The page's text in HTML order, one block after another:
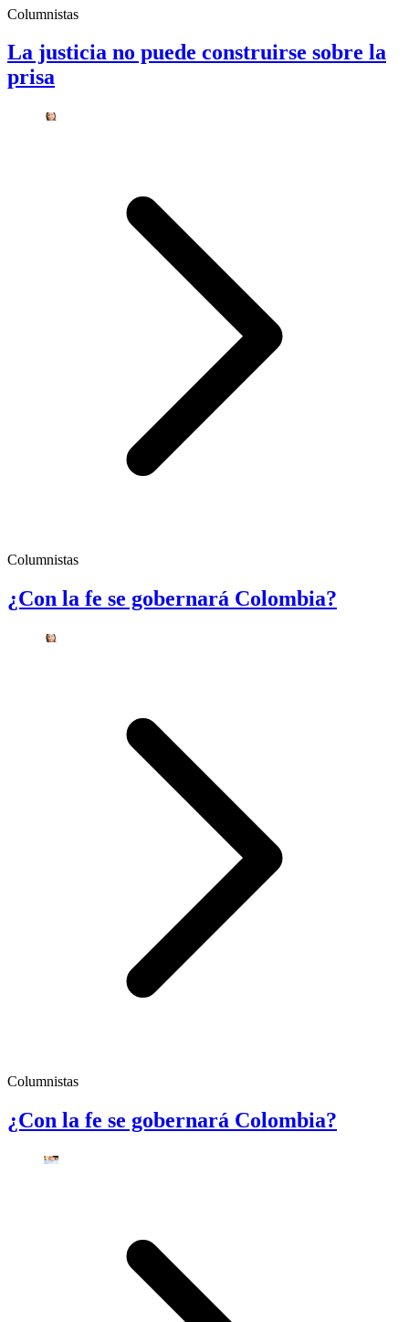
Columnistas
La justicia no puede construirse sobre la
prisa
Columnistas
¿Con la fe se gobernará Colombia?
Columnistas
¿Con la fe se gobernará Colombia?